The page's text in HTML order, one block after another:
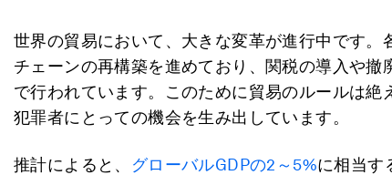
世界の貿易において、大きな変革が進行中です。
チェーンの再構築を進めており、関税の導入や撤
で行われています。このために貿易のルールは絶
犯罪者にとっての機会を生み出しています。
推計によると、 グローバルGDPの2～5%に相当す